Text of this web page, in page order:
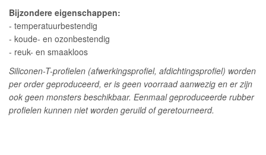
Bijzondere eigenschappen:
- temperatuurbestendig
- koude- en ozonbestendig
- reuk- en smaakloos
Siliconen-T-profielen (afwerkingsprofiel, afdichtingsprofiel) worden
per order geproduceerd, er is geen voorraad aanwezig en er zijn
ook geen monsters beschikbaar. Eenmaal geproduceerde rubber
profielen kunnen niet worden geruild of geretourneerd.